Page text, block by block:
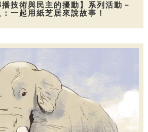
播技術與民主的擾動】系列活動－
一起用紙芝居來說故事！